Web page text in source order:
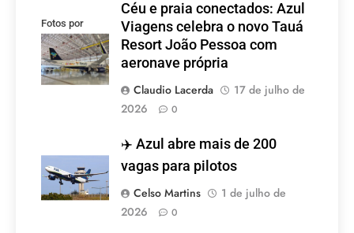
Fotos por
Divulgação
Céu e praia conectados: Azul
Viagens celebra o novo Tauá
Resort João Pessoa com
aeronave própria
Claudio Lacerda
17 de julho de
2026
0
✈️ Azul abre mais de 200
vagas para pilotos
Celso Martins
1 de julho de
2026
0